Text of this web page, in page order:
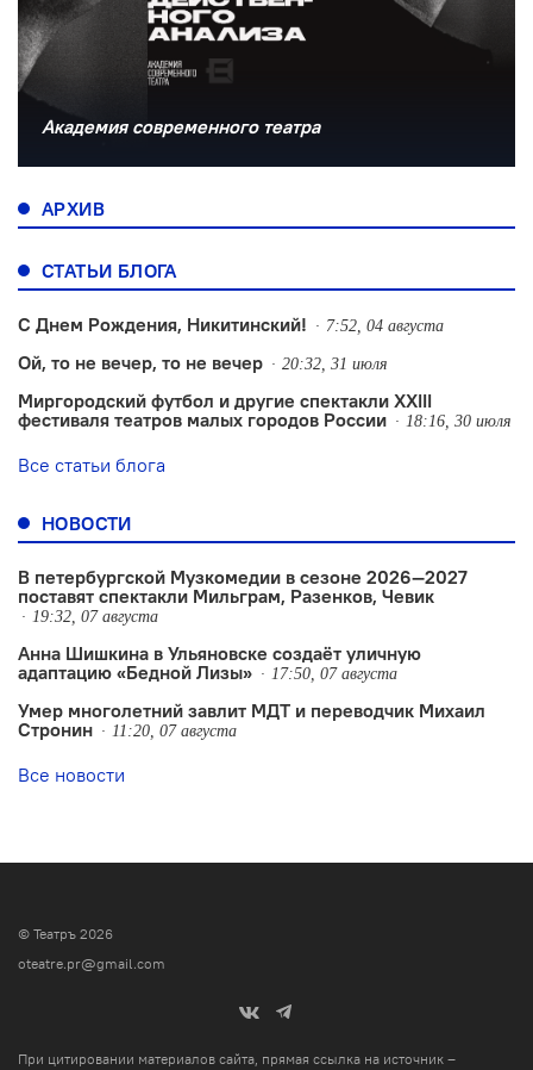
Академия современного театра
АРХИВ
СТАТЬИ БЛОГА
С Днем Рождения, Никитинский! 7:52, 04 августа
Ой, то не вечер, то не вечер 20:32, 31 июля
Миргородский футбол и другие спектакли XXIII
фестиваля театров малых городов России
18:16, 30 июля
Все статьи блога
НОВОСТИ
В петербургской Музкомедии в сезоне 2026—2027
поставят спектакли Мильграм, Разенков, Чевик
19:32, 07 августа
Анна Шишкина в Ульяновске создаëт уличную
адаптацию «Бедной Лизы»
17:50, 07 августа
Умер многолетний завлит МДТ и переводчик Михаил
Стронин
11:20, 07 августа
Все новости
© Театръ 2026
oteatre.pr@gmail.com
При цитировании материалов сайта, прямая ссылка на источник –